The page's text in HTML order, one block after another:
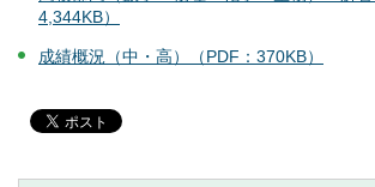
4,344KB）
成績概況（中・高）（PDF：370KB）